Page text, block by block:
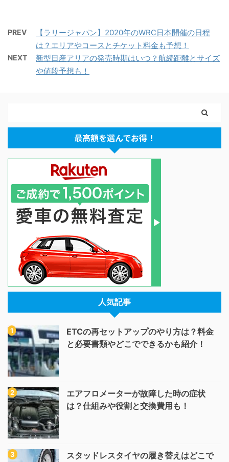
PREV
【ラリージャパン】2020年のWRC日本開催の日程
は？エリアやコースとチケット料金も予想！
NEXT
新型日産アリアの発売時期はいつ？航続距離とサイズ
や値段予想も！
最高額を選んでお得！
人気記事
ETCの再セットアップのやり方は？料金
と必要書類やどこでできるかも紹介！
エアフロメーターが故障した時の症状
は？仕組みや役割と交換費用も！
スタッドレスタイヤの履き替えはどこで